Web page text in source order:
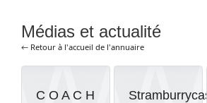
Médias et actualité
← Retour à l'accueil de l'annuaire
C O A C H
Stramburrycas